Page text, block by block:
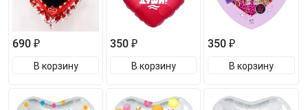
690 ₽
В корзину
350 ₽
В корзину
350 ₽
В корзину